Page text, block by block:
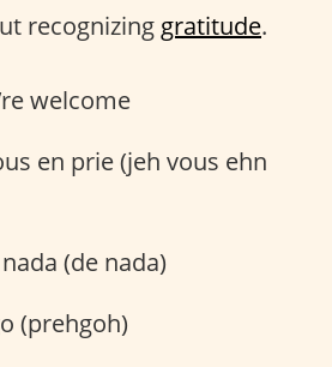
recognizing gratitude.
welcome
en prie (jeh vous ehn
(de nada)
(prehgoh)